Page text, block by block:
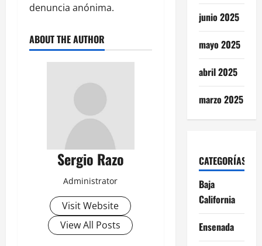
denuncia anónima.
ABOUT THE AUTHOR
Sergio Razo
Administrator
Visit Website
View All Posts
junio 2025
mayo 2025
abril 2025
marzo 2025
CATEGORÍAS
Baja
California
Ensenada